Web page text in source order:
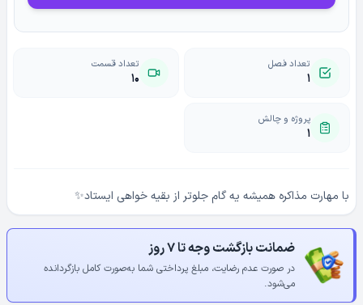
تعداد فصل
۱
تعداد قسمت
۱۰
پروژه و چالش
۱
با مهارت مذاکره همیشه یه گام جلوتر از بقیه خواهی ایستاد✨
ضمانت بازگشت وجه تا ۷ روز
در صورت عدم رضایت، مبلغ پرداختی شما به‌صورت کامل بازگردانده
می‌شود.